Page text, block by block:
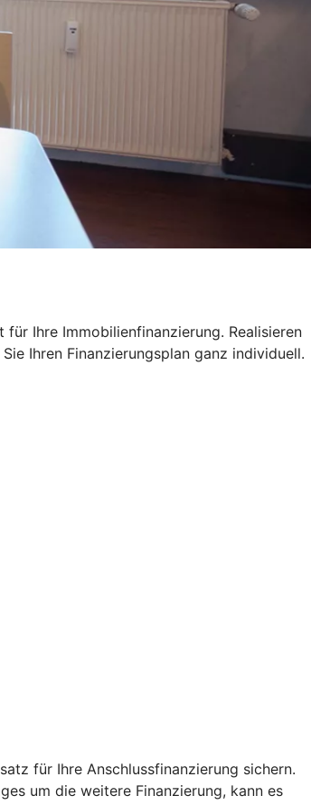
Ihre Immobilienfinanzierung. Realisieren
Ihren Finanzierungsplan ganz individuell.
für Ihre Anschlussfinanzierung sichern.
um die weitere Finanzierung, kann es